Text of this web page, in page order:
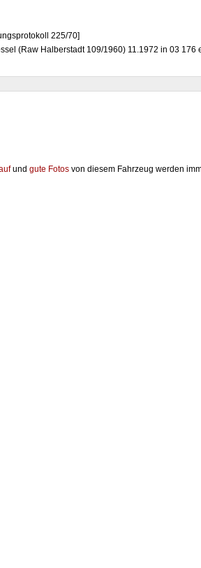
225/70]
(Raw Halberstadt 109/1960) 11.1972 in 03 176
und gute Fotos von diesem Fahrzeug werden